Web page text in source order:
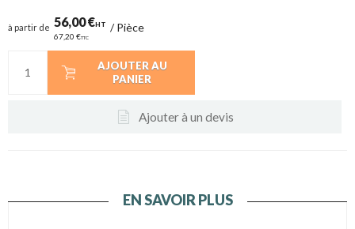
à partir de 56,00 €HT
67,20 €TTC
/Pièce
AJOUTER AU
PANIER
Ajouter à un devis
EN SAVOIR PLUS